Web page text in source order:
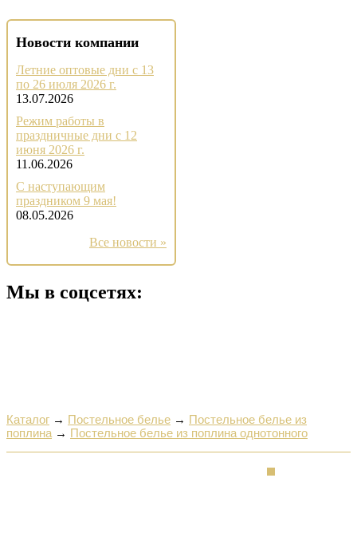
Новости компании
Летние оптовые дни с 13
по 26 июля 2026 г.
13.07.2026
Режим работы в
праздничные дни с 12
июня 2026 г.
11.06.2026
С наступающим
праздником 9 мая!
08.05.2026
Все новости »
Мы в соцсетях:
Каталог → Постельное белье → Постельное белье из
поплина → Постельное белье из поплина однотонного